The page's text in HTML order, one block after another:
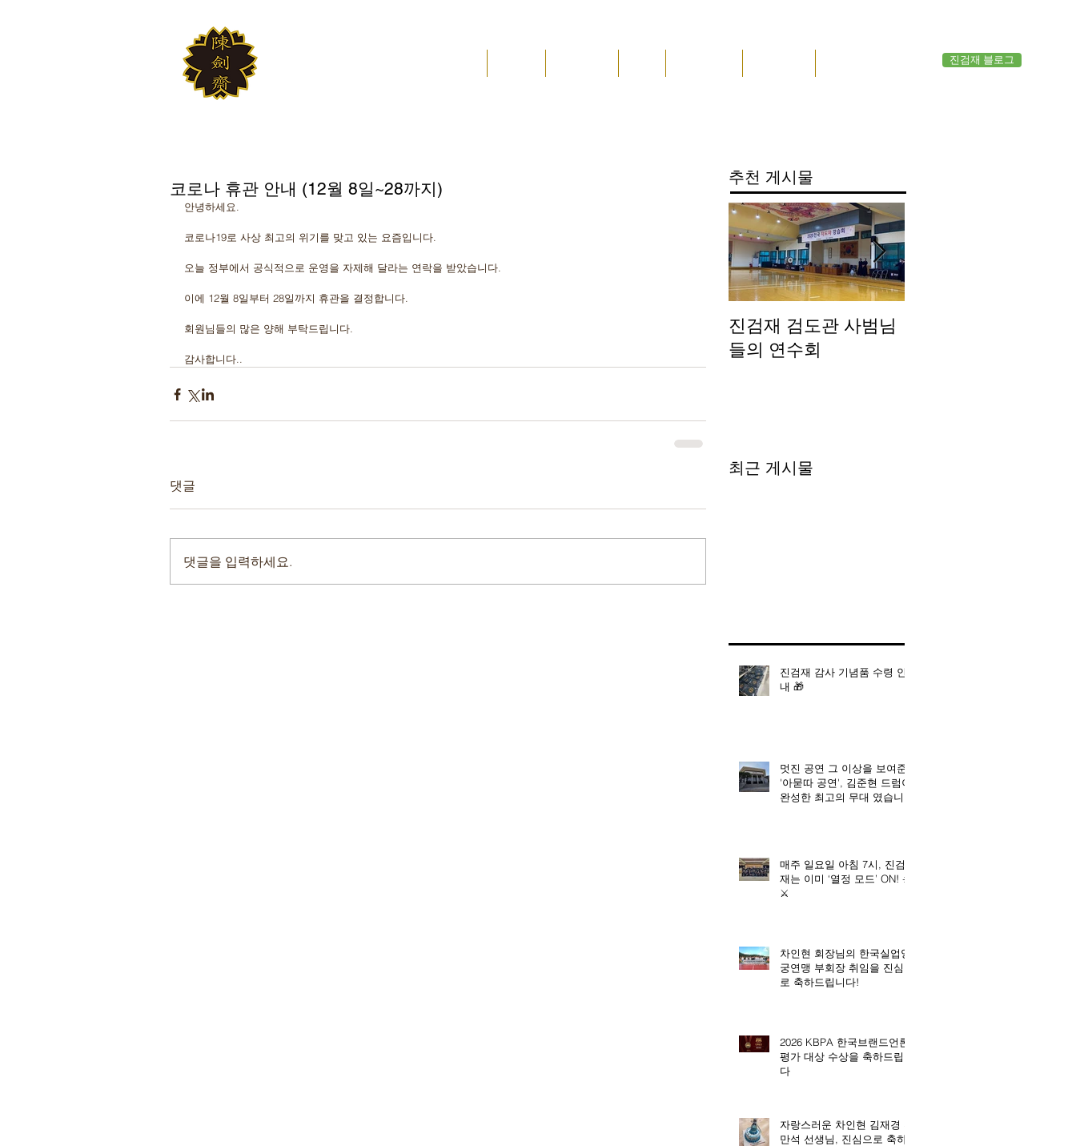
진검재 블로그
코로나 휴관 안내 (12월 8일~28까지)
안녕하세요.
코로나19로 사상 최고의 위기를 맞고 있는 요즘입니다.
오늘 정부에서 공식적으로 운영을 자제해 달라는 연락을 받았습니다.
이에 12월 8일부터 28일까지 휴관을 결정합니다.
회원님들의 많은 양해 부탁드립니다.
감사합니다..
댓글
댓글을 입력하세요.
추천 게시물
진검재 검도관 사범님
들의 연수회
최근 게시물
진검재 감사 기념품 수령 안
내 🎁
멋진 공연 그 이상을 보여준
'아묻따 공연', 김준현 드럼이
완성한 최고의 무대 였습니
매주 일요일 아침 7시, 진검
재는 이미 ‘열정 모드’ ON! ☀️
⚔️
차인현 회장님의 한국실업양
궁연맹 부회장 취임을 진심으
로 축하드립니다!
2026 KBPA 한국브랜드언론
평가 대상 수상을 축하드립니
다
자랑스러운 차인현 김재경 전
만석 선생님, 진심으로 축하